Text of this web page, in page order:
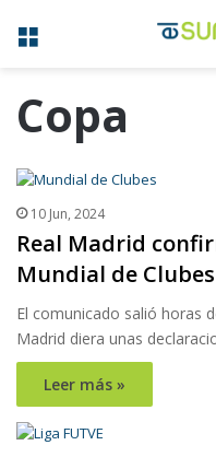
Menú
Copa
10 Jun, 2024
Real Madrid
Mundial de Clubes
El comunicado salió horas
Madrid diera unas
Leer más »